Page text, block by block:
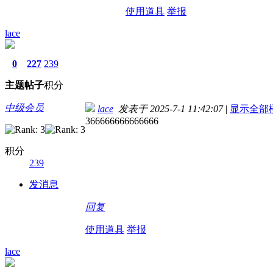
使用道具 举报
lace
0
主题
227
帖子
239
积分
中级会员
积分
239
发消息
lace 发表于 2025-7-1 11:42:07 | 显示全部
366666666666666
回复
使用道具 举报
lace